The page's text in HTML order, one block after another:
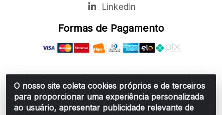
O nosso site coleta cookies próprios e de terceiros
para proporcionar uma experiência personalizada
ao usuário, apresentar publicidade relevante de
Linkedin
Formas de Pagamento
Belchior Cortinas e Acessórios LTDA - R: Rua
Vereador Sérgio Leopoldino Alves, 876 - Santa
Bárbara d'Oeste/SP - CEP 13.456-166 - CNPJ